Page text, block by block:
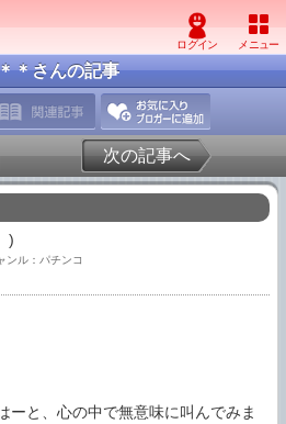
＊さんの記事
次の記事へ
)
ンル：パチンコ
ーと、心の中で無意味に叫んでみま